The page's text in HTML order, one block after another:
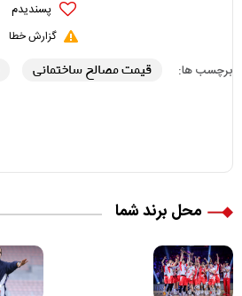
پسندیدم
گزارش خطا
برچسب ها: قیمت مصالح ساختمانی
محل برند شما